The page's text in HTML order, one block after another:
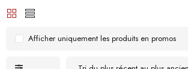
Afficher uniquement les produits en promos